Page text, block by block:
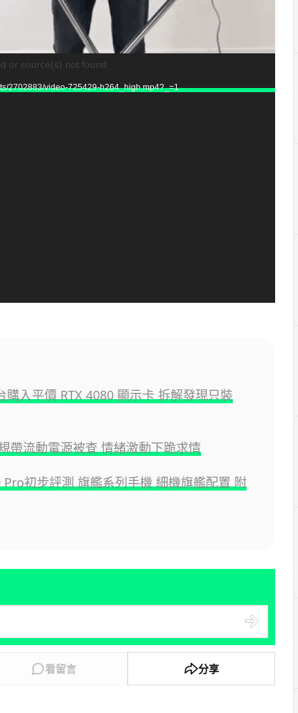
or source(s) not found
2702883/video-725429-h264_high.mp4?_=1
入平價 RTX 4080 顯示卡 拆解發現只裝
帶流動電源被查 情緒激動下跪求情
初步評測 旗艦系列手機 細機旗艦配置 附
看留言 分享